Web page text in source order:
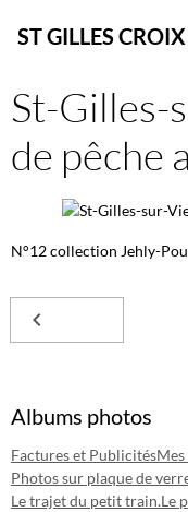
ST GILLES
St-Gilles-
de pêche
N°12 collection Jehly-
Albums photos
Factures et Publicités
Photos sur plaque de
Le trajet du petit train.Le